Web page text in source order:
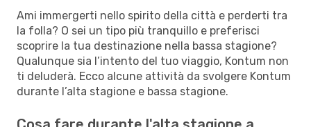
Ami immergerti nello spirito della città e perderti tra
la folla? O sei un tipo più tranquillo e preferisci
scoprire la tua destinazione nella bassa stagione?
Qualunque sia l’intento del tuo viaggio, Kontum non
ti deluderà. Ecco alcune attività da svolgere Kontum
durante l’alta stagione e bassa stagione.